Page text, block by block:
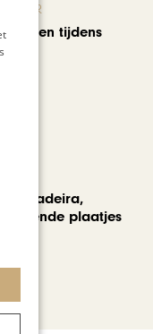
tijdens
op Madeira,
bekende plaatjes